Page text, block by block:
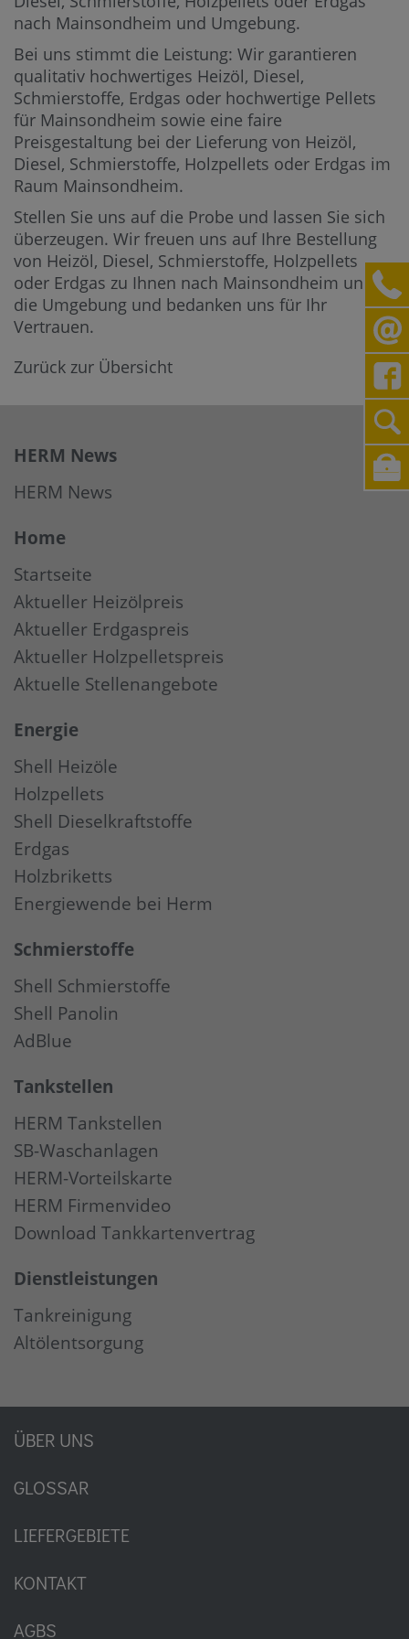
nach Mainsondheim und Umgebung.
Bei uns stimmt die Leistung: Wir garantieren
qualitativ hochwertiges Heizöl, Diesel,
Schmierstoffe, Erdgas oder hochwertige Pellets
für Mainsondheim sowie eine faire
Preisgestaltung bei der Lieferung von Heizöl,
Diesel, Schmierstoffe, Holzpellets oder Erdgas im
Raum Mainsondheim.
Stellen Sie uns auf die Probe und lassen Sie sich
überzeugen. Wir freuen uns auf Ihre Bestellung
von Heizöl, Diesel, Schmierstoffe, Holzpellets
oder Erdgas zu Ihnen nach Mainsondheim und in
die Umgebung und bedanken uns für Ihr
Vertrauen.
Zurück zur Übersicht
HERM News
HERM News
Home
Startseite
Aktueller Heizölpreis
Aktueller Erdgaspreis
Aktueller Holzpelletspreis
Aktuelle Stellenangebote
Energie
Shell Heizöle
Holzpellets
Shell Dieselkraftstoffe
Erdgas
Holzbriketts
Energiewende bei Herm
Schmierstoffe
Shell Schmierstoffe
Shell Panolin
AdBlue
Tankstellen
HERM Tankstellen
SB-Waschanlagen
HERM-Vorteilskarte
HERM Firmenvideo
Download Tankkartenvertrag
Dienstleistungen
Tankreinigung
Altölentsorgung
ÜBER UNS
GLOSSAR
LIEFERGEBIETE
KONTAKT
AGBS